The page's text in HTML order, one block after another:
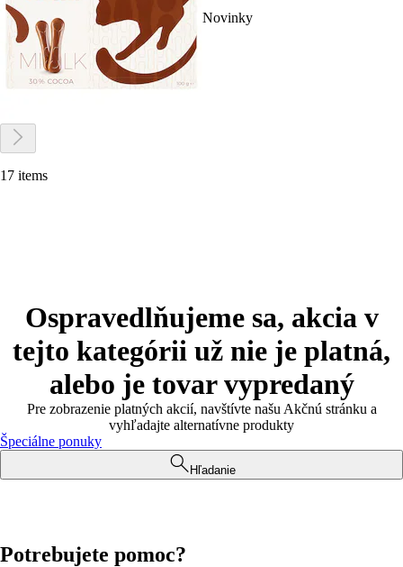
Novinky
17 items
Ospravedlňujeme sa, akcia v
tejto kategórii už nie je platná,
alebo je tovar vypredaný
Pre zobrazenie platných akcií, navštívte našu Akčnú stránku a
vyhľadajte alternatívne produkty
Špeciálne ponuky
Hľadanie
Potrebujete pomoc?